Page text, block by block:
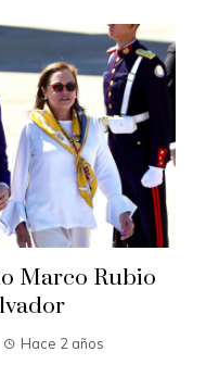
Marco Rubio
Hace 2 años